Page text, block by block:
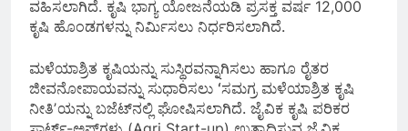
ವಹಿಸಲಾಗಿದೆ. ಕೃಷಿ ಭಾಗ್ಯ ಯೋಜನೆಯಡಿ ಪ್ರಸಕ್ತ ವರ್ಷ 12,000
ಕೃಷಿ ಹೊಂಡಗಳನ್ನು ನಿರ್ಮಿಸಲು ನಿರ್ಧರಿಸಲಾಗಿದೆ.
ಮಳೆಯಾಶ್ರಿತ ಕೃಷಿಯನ್ನು ಸುಸ್ಥಿರವನ್ನಾಗಿಸಲು ಹಾಗೂ ರೈತರ
ಜೀವನೋಪಾಯವನ್ನು ಸುಧಾರಿಸಲು ʻಸಮಗ್ರ ಮಳೆಯಾಶ್ರಿತ ಕೃಷಿ
ನೀತಿʼಯನ್ನು ಬಜೆಟ್‌ನಲ್ಲಿ ಘೋಷಿಸಲಾಗಿದೆ. ಜೈವಿಕ ಕೃಷಿ ಪರಿಕರ